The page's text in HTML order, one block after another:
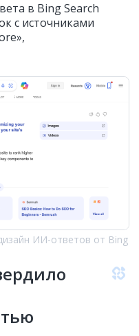
в Bing Search
с источниками
ИИ‑ответов от Bing